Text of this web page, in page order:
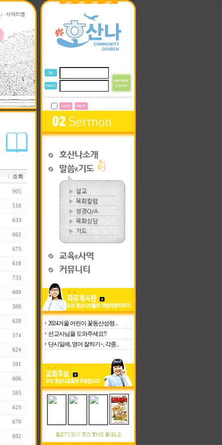
조회
905
518
633
662
675
618
733
609
588
628
574
624
591
606
583
625
670
692
2024겨울 어린이 꽃동산성령...
선교사님을 도와주세요!!
단시일에, 영어 잘하기~, 각종...